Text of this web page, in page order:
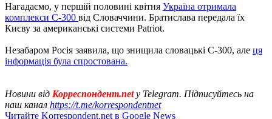
Нагадаємо, у першій половині квітня Україна отримала
комплекси С-300 від Словаччини. Братислава передала їх
Києву за американські системи Patriot.
Незабаром Росія заявила, що знищила словацькі С-300, але ця
інформація була спростована.
Новини від Корреспондент.netу Telegram. Підписуйтесь на
наш канал https://t.me/korrespondentnet
Читайте Korrespondent.net в Google News